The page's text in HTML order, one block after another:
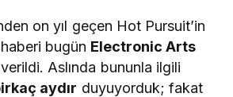
on yıl geçen Hot Pursuit’in
bugün Electronic Arts
Aslında bununla ilgili
aydır duyuyorduk; fakat